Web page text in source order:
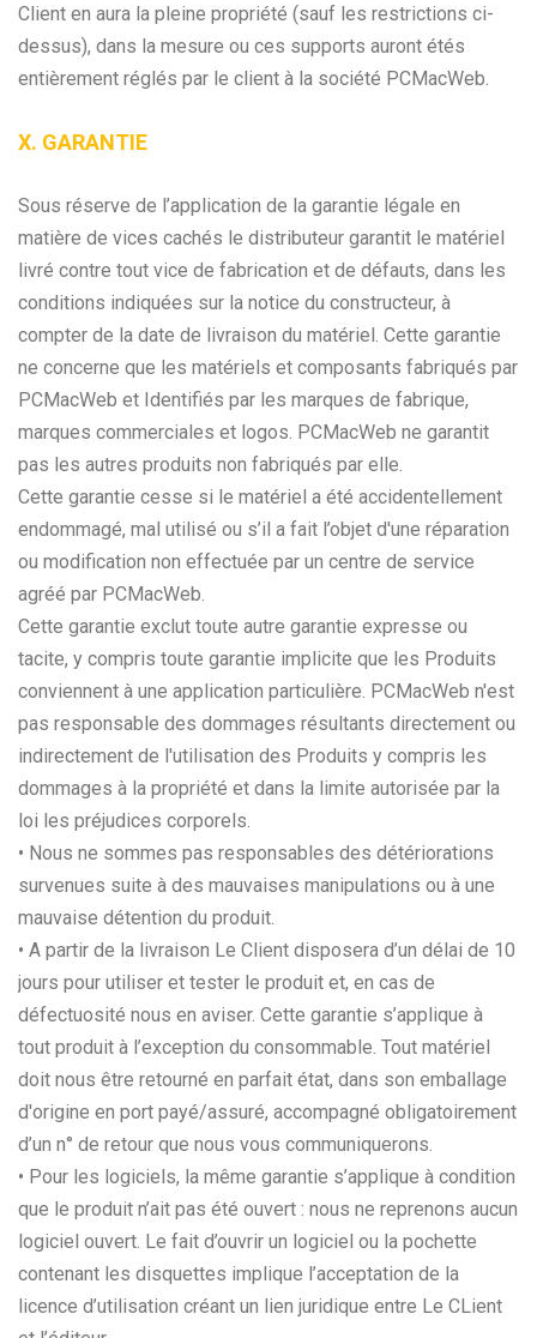
Client en aura la pleine propriété (sauf les restrictions ci-
dessus), dans la mesure ou ces supports auront étés
entièrement réglés par le client à la société PCMacWeb.
X. GARANTIE
Sous réserve de l’application de la garantie légale en
matière de vices cachés le distributeur garantit le matériel
livré contre tout vice de fabrication et de défauts, dans les
conditions indiquées sur la notice du constructeur, à
compter de la date de livraison du matériel. Cette garantie
ne concerne que les matériels et composants fabriqués par
PCMacWeb et Identifiés par les marques de fabrique,
marques commerciales et logos. PCMacWeb ne garantit
pas les autres produits non fabriqués par elle.
Cette garantie cesse si le matériel a été accidentellement
endommagé, mal utilisé ou s’il a fait l’objet d'une réparation
ou modification non effectuée par un centre de service
agréé par PCMacWeb.
Cette garantie exclut toute autre garantie expresse ou
tacite, y compris toute garantie implicite que les Produits
conviennent à une application particulière. PCMacWeb n'est
pas responsable des dommages résultants directement ou
indirectement de l'utilisation des Produits y compris les
dommages à la propriété et dans la limite autorisée par la
loi les préjudices corporels.
• Nous ne sommes pas responsables des détériorations
survenues suite à des mauvaises manipulations ou à une
mauvaise détention du produit.
• A partir de la livraison Le Client disposera d’un délai de 10
jours pour utiliser et tester le produit et, en cas de
défectuosité nous en aviser. Cette garantie s’applique à
tout produit à l’exception du consommable. Tout matériel
doit nous être retourné en parfait état, dans son emballage
d'origine en port payé/assuré, accompagné obligatoirement
d’un n° de retour que nous vous communiquerons.
• Pour les logiciels, la même garantie s’applique à condition
que le produit n’ait pas été ouvert : nous ne reprenons aucun
logiciel ouvert. Le fait d’ouvrir un logiciel ou la pochette
contenant les disquettes implique l’acceptation de la
licence d’utilisation créant un lien juridique entre Le CLient